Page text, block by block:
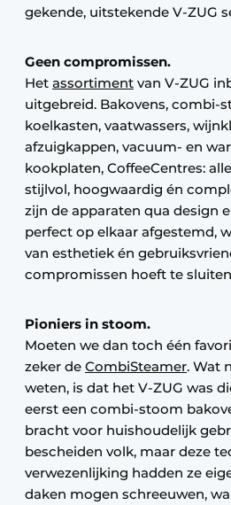
gekende, uitstekende V-ZUG
Geen compromissen.
Het assortiment van V-ZUG
uitgebreid. Bakovens, combi-
koelkasten, vaatwassers,
afzuigkappen, vacuum- en
kookplaten, CoffeeCentres:
stijlvol, hoogwaardig én
zijn de apparaten qua design
perfect op elkaar afgestemd,
van esthetiek én
compromissen hoeft te
Pioniers in stoom.
Moeten we dan toch één
zeker de CombiSteamer. Wat
weten, is dat het V-ZUG was
eerst een combi-stoom
bracht voor huishoudelijk
bescheiden volk, maar deze
verwezenlijking hadden ze
daken mogen schreeuwen,